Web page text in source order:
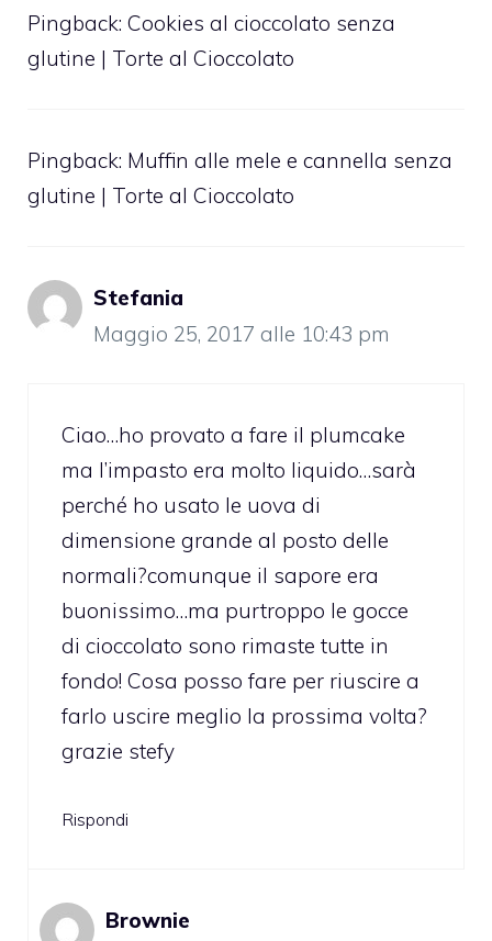
Pingback: Cookies al cioccolato senza
glutine | Torte al Cioccolato
Pingback: Muffin alle mele e cannella senza
glutine | Torte al Cioccolato
Stefania
Maggio 25, 2017 alle 10:43 pm
Ciao…ho provato a fare il plumcake
ma l’impasto era molto liquido…sarà
perché ho usato le uova di
dimensione grande al posto delle
normali?comunque il sapore era
buonissimo…ma purtroppo le gocce
di cioccolato sono rimaste tutte in
fondo! Cosa posso fare per riuscire a
farlo uscire meglio la prossima volta?
grazie stefy
Rispondi
Brownie